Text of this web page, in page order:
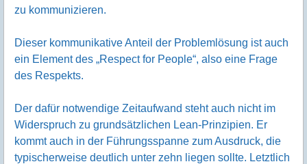
zu kommunizieren.
Dieser kommunikative Anteil der Problemlösung ist auch
ein Element des „Respect for People“, also eine Frage
des Respekts.
Der dafür notwendige Zeitaufwand steht auch nicht im
Widerspruch zu grundsätzlichen Lean-Prinzipien. Er
kommt auch in der Führungsspanne zum Ausdruck, die
typischerweise deutlich unter zehn liegen sollte. Letztlich